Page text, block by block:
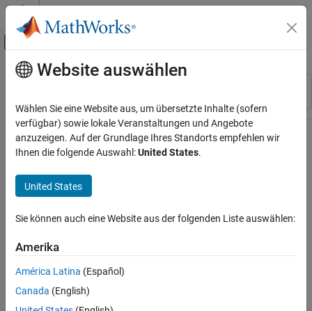
Weiter zum Inhalt
Umschaltung für Off-Canvas-
Ressource
Hauptinhalt
Website auswählen
Wählen Sie eine Website aus, um übersetzte Inhalte (sofern
verfügbar) sowie lokale Veranstaltungen und Angebote
anzuzeigen. Auf der Grundlage Ihres Standorts empfehlen wir
Ihnen die folgende Auswahl:United States.
United States
Sie können auch eine Website aus der folgenden Liste auswählen:
Amerika
América Latina (Español)
Canada (English)